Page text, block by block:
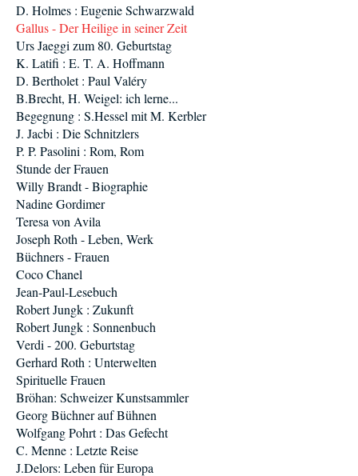
D. Holmes : Eugenie Schwarzwald
Gallus - Der Heilige in seiner Zeit
Urs Jaeggi zum 80. Geburtstag
K. Latifi : E. T. A. Hoffmann
D. Bertholet : Paul Valéry
B.Brecht, H. Weigel: ich lerne...
Begegnung : S.Hessel mit M. Kerbler
J. Jacbi : Die Schnitzlers
P. P. Pasolini : Rom, Rom
Stunde der Frauen
Willy Brandt - Biographie
Nadine Gordimer
Teresa von Avila
Joseph Roth - Leben, Werk
Büchners - Frauen
Coco Chanel
Jean-Paul-Lesebuch
Robert Jungk : Zukunft
Robert Jungk : Sonnenbuch
Verdi - 200. Geburtstag
Gerhard Roth : Unterwelten
Spirituelle Frauen
Bröhan: Schweizer Kunstsammler
Georg Büchner auf Bühnen
Wolfgang Pohrt : Das Gefecht
C. Menne : Letzte Reise
J.Delors: Leben für Europa